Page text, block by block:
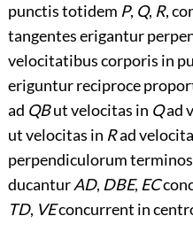
punctis totidem P, Q, R,
tangentes erigantur
velocitatibus corporis in
eriguntur reciproce
ad QBut velocitas in Qad
ut velocitas in Rad
perpendiculorum terminos
ducanturAD, DBE, EC
TD, VEconcurrent in